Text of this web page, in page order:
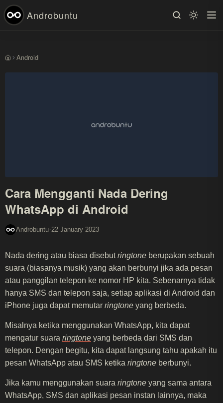
Androbuntu
BerandaAndroid
Cara Mengganti Nada Dering
WhatsApp di Android
Androbuntu·22 January 2023
Nada dering atau biasa disebutringtone berupakan sebuah
suara (biasanya musik) yang akan berbunyi jika ada pesan
atau panggilan telepon ke nomor HP kita. Sebenarnya tidak
hanya SMS dan telepon saja, setiap aplikasi di Android dan
iPhone juga dapat memutar ringtone yang berbeda.
Misalnya ketika menggunakan WhatsApp, kita dapat
mengatur suara ringtone yang berbeda dari SMS dan
telepon. Dengan begitu, kita dapat langsung tahu apakah itu
pesan WhatsApp atau SMS ketika ringtone berbunyi.
Jika kamu menggunakan suara ringtone yang sama antara
WhatsApp, SMS dan aplikasi pesan instan lainnya, maka